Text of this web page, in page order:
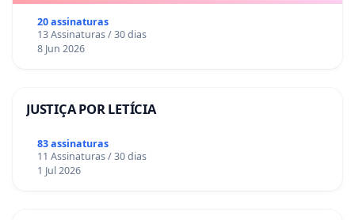
20 assinaturas
13 Assinaturas / 30 dias
8 Jun 2026
JUSTIÇA POR LETÍCIA
83 assinaturas
11 Assinaturas / 30 dias
1 Jul 2026